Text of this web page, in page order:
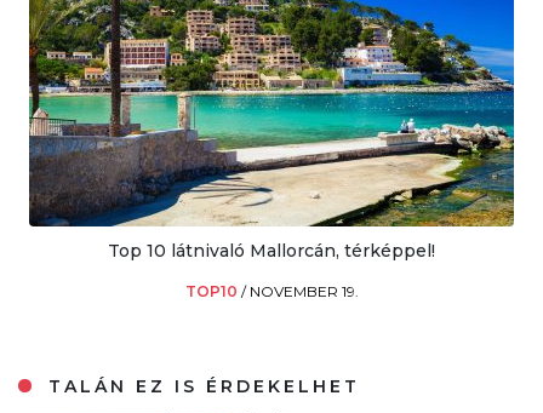
Top 10 látnivaló Mallorcán, térképpel!
TOP10 / NOVEMBER 19.
TALÁN EZ IS ÉRDEKELHET